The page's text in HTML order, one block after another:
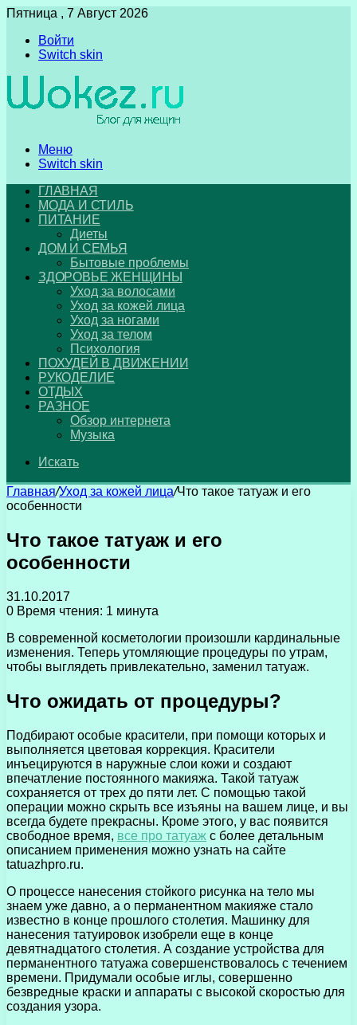
Пятница , 7 Август 2026
Войти
Switch skin
Меню
Switch skin
ГЛАВНАЯ
МОДА И СТИЛЬ
ПИТАНИЕ
Диеты
ДОМ И СЕМЬЯ
Бытовые проблемы
ЗДОРОВЬЕ ЖЕНЩИНЫ
Уход за волосами
Уход за кожей лица
Уход за ногами
Уход за телом
Психология
ПОХУДЕЙ В ДВИЖЕНИИ
РУКОДЕЛИЕ
ОТДЫХ
РАЗНОЕ
Обзор интернета
Музыка
Искать
Главная/Уход за кожей лица/Что такое татуаж и его
особенности
Что такое татуаж и его
особенности
31.10.2017
0 Время чтения: 1 минута
В современной косметологии произошли кардинальные
изменения. Теперь утомляющие процедуры по утрам,
чтобы выглядеть привлекательно, заменил татуаж.
Что ожидать от процедуры?
Подбирают особые красители, при помощи которых и
выполняется цветовая коррекция. Красители
инъецируются в наружные слои кожи и создают
впечатление постоянного макияжа. Такой татуаж
сохраняется от трех до пяти лет. С помощью такой
операции можно скрыть все изъяны на вашем лице, и вы
всегда будете прекрасны. Кроме этого, у вас появится
свободное время, все про татуаж с более детальным
описанием применения можно узнать на сайте
tatuazhpro.ru.
О процессе нанесения стойкого рисунка на тело мы
знаем уже давно, а о перманентном макияже стало
известно в конце прошлого столетия. Машинку для
нанесения татуировок изобрели еще в конце
девятнадцатого столетия. А создание устройства для
перманентного татуажа совершенствовалось с течением
времени. Придумали особые иглы, совершенно
безвредные краски и аппараты с высокой скоростью для
создания узора.